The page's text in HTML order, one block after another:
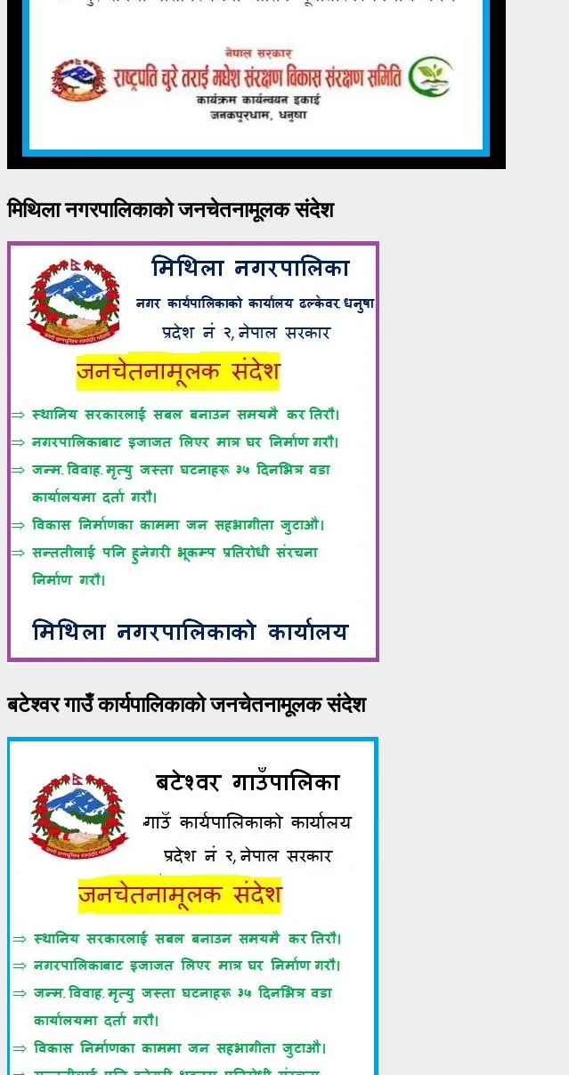
मिथिला नगरपालिकाको जनचेतनामूलक संदेश
बटेश्वर गाउँ कार्यपालिकाको जनचेतनामूलक संदेश